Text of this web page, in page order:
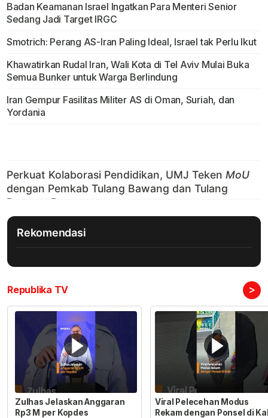
Badan Keamanan Israel Ingatkan Para Menteri Senior
Sedang Jadi Target IRGC
Smotrich: Perang AS-Iran Paling Ideal, Israel tak Perlu Ikut
Khawatirkan Rudal Iran, Wali Kota di Tel Aviv Mulai Buka
Semua Bunker untuk Warga Berlindung
Iran Gempur Fasilitas Militer AS di Oman, Suriah, dan
Yordania
Rekomendasi
Republika TV >
Zulhas Jelaskan Anggaran
Rp3 M per Kopdes
Viral Pelecehan Modus
Rekam dengan Ponsel di